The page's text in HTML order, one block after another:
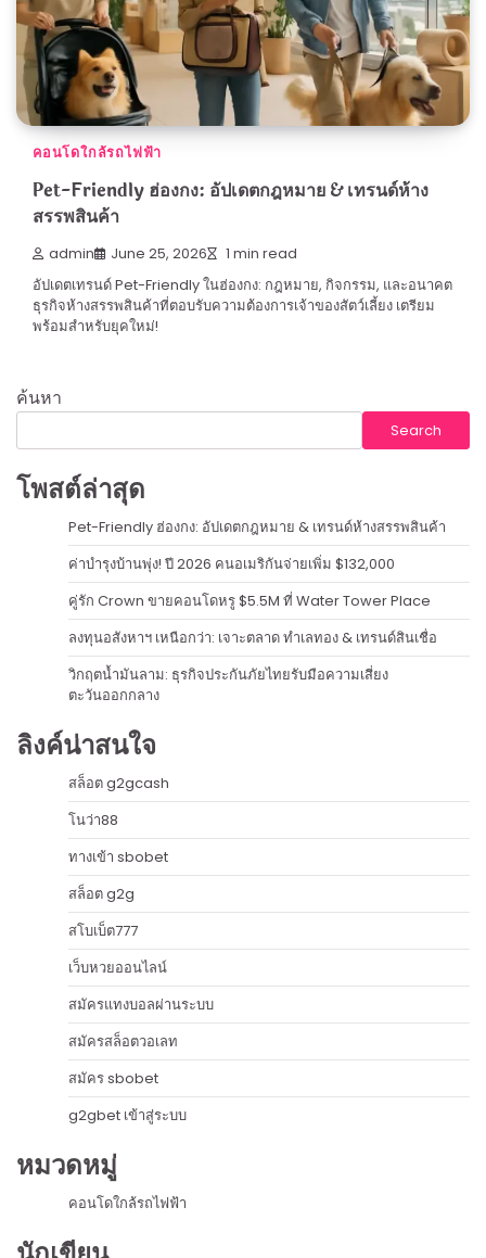
คอนโดใกล้รถไฟฟ้า
Pet-Friendly ฮ่องกง: อัปเดตกฎหมาย & เทรนด์ห้าง
สรรพสินค้า
admin June 25, 2026 1 min read
อัปเดตเทรนด์ Pet-Friendly ในฮ่องกง: กฎหมาย, กิจกรรม, และอนาคต
ธุรกิจห้างสรรพสินค้าที่ตอบรับความต้องการเจ้าของสัตว์เลี้ยง เตรียม
พร้อมสำหรับยุคใหม่!
ค้นหา
Search
โพสต์ล่าสุด
Pet-Friendly ฮ่องกง: อัปเดตกฎหมาย & เทรนด์ห้างสรรพสินค้า
ค่าบำรุงบ้านพุ่ง! ปี 2026 คนอเมริกันจ่ายเพิ่ม $132,000
คู่รัก Crown ขายคอนโดหรู $5.5M ที่ Water Tower Place
ลงทุนอสังหาฯ เหนือกว่า: เจาะตลาด ทำเลทอง & เทรนด์สินเชื่อ
วิกฤตน้ำมันลาม: ธุรกิจประกันภัยไทยรับมือความเสี่ยง
ตะวันออกกลาง
ลิงค์น่าสนใจ
สล็อต g2gcash
โนว่า88
ทางเข้า sbobet
สล็อต g2g
สโบเบ็ต777
เว็บหวยออนไลน์
สมัครแทงบอลผ่านระบบ
สมัครสล็อตวอเลท
สมัคร sbobet
g2gbet เข้าสู่ระบบ
หมวดหมู่
คอนโดใกล้รถไฟฟ้า